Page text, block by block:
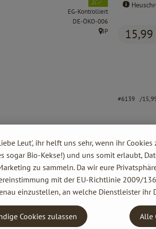
EG-Kontrolliert
, Kontrollstelle:
DE-ÖKO-006
, Herkunft:
JP
#6139
Leut', ihr helft uns sehr, wenn ihr
sogar Bio-Kekse!) und uns somit erlaubt,
zu sammeln. Da wir eure
mit der EU-Richtlinie 2009/
einzustellen, an welche Dienstleister ihr
Cookies zulassen Alle